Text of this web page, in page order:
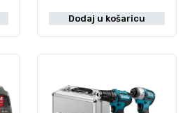
Dodaj u košaricu